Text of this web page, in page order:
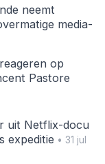
neemt
media-
op
Pastore
uit Netflix-docu
expeditie • 31 jul